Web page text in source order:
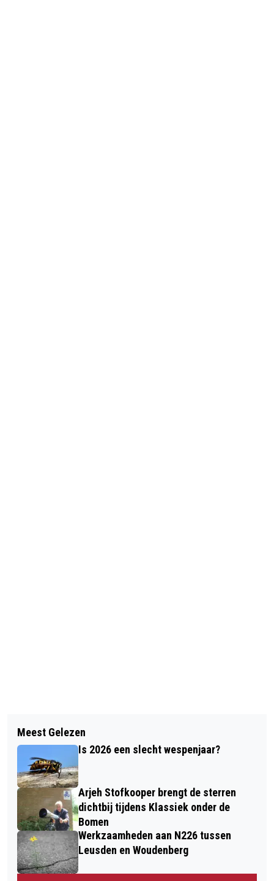
BURGEMEESTER LUCAS BOLSIUS
BEZOEKT 65-JARIG BRUIDSPAAR
ZOETEN-VAN ZUIJLEN
VRIJDAG WEER STAKINGEN PRORAIL
Meest Gelezen
Is 2026 een slecht wespenjaar?
Arjeh Stofkooper brengt de sterren
dichtbij tijdens Klassiek onder de
Bomen
Werkzaamheden aan N226 tussen
Leusden en Woudenberg